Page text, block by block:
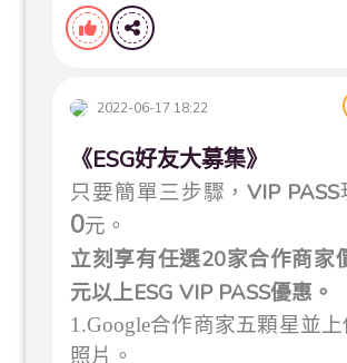
2022-06-17 18:22
《ESG好友大募集》
只要簡單三步驟，VIP PASS
0元。
立刻享有任選20家合作商家
元以上ESG VIP PASS優惠。
1.Google合作商家五顆星並
照片。